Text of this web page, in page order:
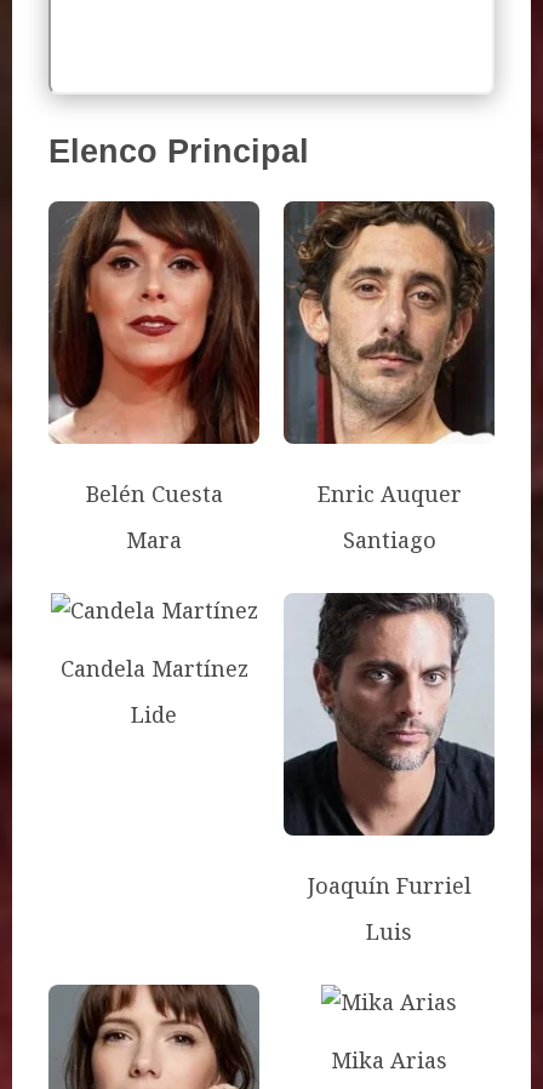
Elenco Principal
Belén Cuesta
Mara
Enric Auquer
Santiago
Candela Martínez
Lide
Joaquín Furriel
Luis
Mika Arias